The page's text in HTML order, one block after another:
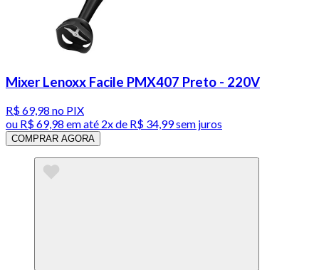
Mixer Lenoxx Facile PMX407 Preto - 220V
R$ 69,98 no PIX
ou R$ 69,98 em até 2x de R$ 34,99 sem juros
COMPRAR AGORA